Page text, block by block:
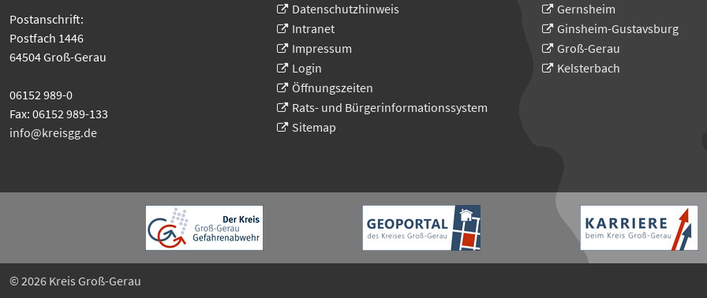
Postanschrift:
Postfach 1446
64504 Groß-Gerau
06152 989-0
Fax: 06152 989-133
info@kreisgg.de
Datenschutzhinweis
Intranet
Impressum
Login
Öffnungszeiten
Rats- und Bürgerinformationssystem
Sitemap
Gernsheim
Ginsheim-Gustavsburg
Groß-Gerau
Kelsterbach
© 2026 Kreis Groß-Gerau